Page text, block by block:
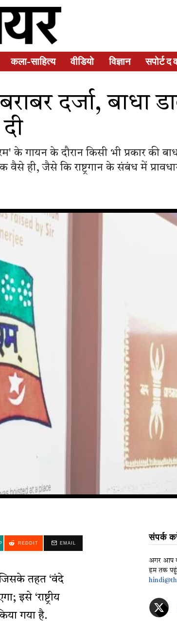
कला-साहित्य वीडियो विज्ञान सपोर्ट द
दर्जा, बाधा
के गायन के दौरान किसी भी प्रकार की
ही, जैसे कि राष्ट्रगान के संबंध में
REDDIT EMAIL
तहत ‘वंदे
इसे ‘राष्ट्रीय
गया है.
संपर्क
अगर आप
हम तक